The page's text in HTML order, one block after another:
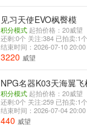
见习天使EVO枫臀模
积分模式起拍价格：20威望
还剩:0个 关注:384 已拍卖:1个
结束时间：2026-07-10 20:00
3220 威望
NPG名器K03天海翼
积分模式起拍价格：20威望
还剩:0个 关注:259 已拍卖:1个
结束时间：2026-07-04 20:00
440 威望